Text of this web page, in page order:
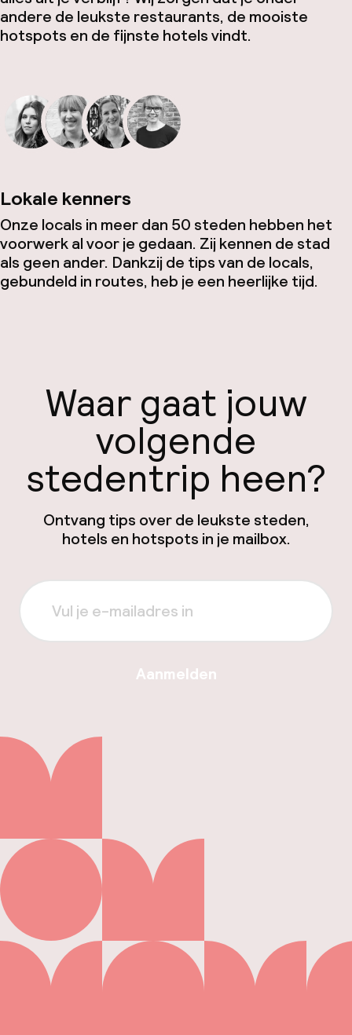
andere de leukste restaurants, de mooiste
hotspots en de fijnste hotels vindt.
Lokale kenners
Onze locals in meer dan 50 steden hebben het
voorwerk al voor je gedaan. Zij kennen de stad
als geen ander. Dankzij de tips van de locals,
gebundeld in routes, heb je een heerlijke tijd.
Waar gaat jouw
volgende
stedentrip heen?
Ontvang tips over de leukste steden,
hotels en hotspots in je mailbox.
Aanmelden